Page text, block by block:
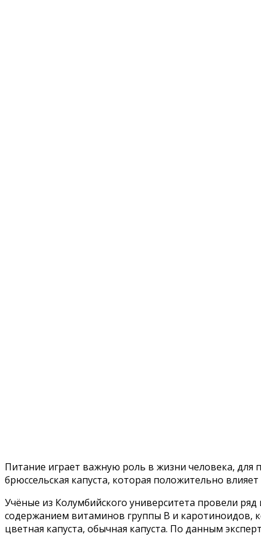
Питание играет важную роль в жизни человека,
брюссельская капуста, которая положительно
Учёные из Колумбийского университета провели
содержанием витаминов группы В и каротиноидов,
цветная капуста, обычная капуста. По данным